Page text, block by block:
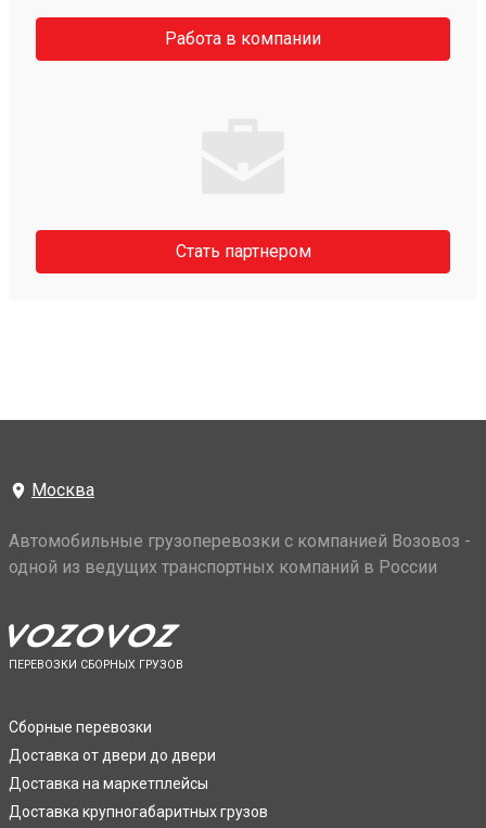
Работа в компании
Стать партнером
Москва
Автомобильные грузоперевозки с компанией Возовоз -
одной из ведущих транспортных компаний в России
ПЕРЕВОЗКИ СБОРНЫХ ГРУЗОВ
Сборные перевозки
Доставка от двери до двери
Доставка на маркетплейсы
Доставка крупногабаритных грузов